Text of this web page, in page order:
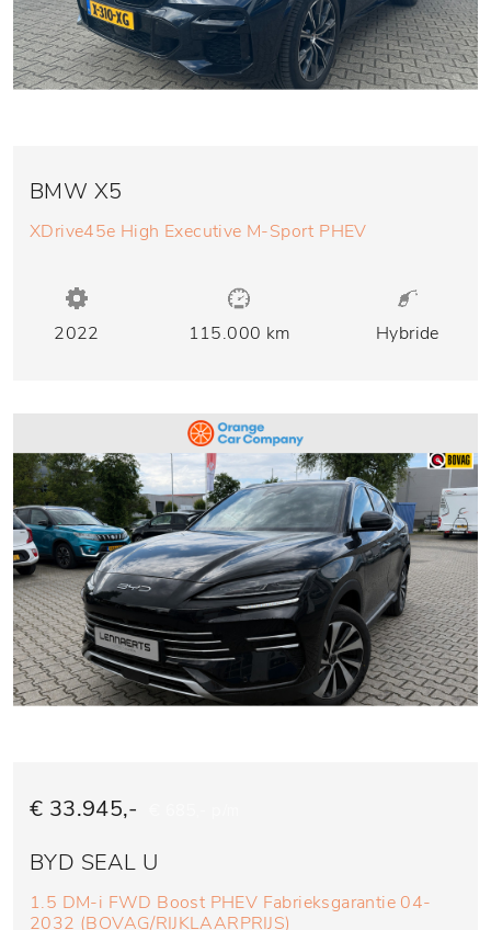
BMW X5
XDrive45e High Executive M-Sport PHEV
2022 115.000 km Hybride
€ 33.945,-
BYD SEAL U
1.5 DM-i FWD Boost PHEV Fabrieksgarantie 04-
2032 (BOVAG/RIJKLAARPRIJS)